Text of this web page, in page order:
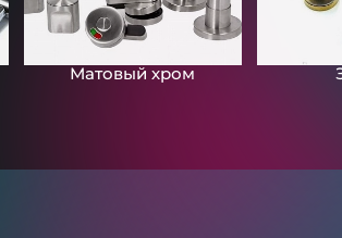
Матовый хром